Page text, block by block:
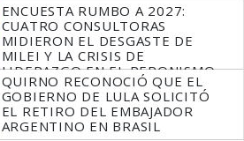
ENCUESTA RUMBO A 2027:
CUATRO CONSULTORAS
MIDIERON EL DESGASTE DE
MILEI Y LA CRISIS DE
LIDERAZGO EN EL PERONISMO
QUIRNO RECONOCIÓ QUE EL
GOBIERNO DE LULA SOLICITÓ
EL RETIRO DEL EMBAJADOR
ARGENTINO EN BRASIL